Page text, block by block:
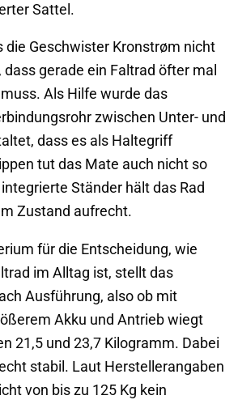
Sattel.
die Geschwister Kronstrøm nicht
gerade ein Faltrad öfter mal
Als Hilfe wurde das
zwischen Unter- und
dass es als Haltegriff
tut das Mate auch nicht so
Ständer hält das Rad
Zustand aufrecht.
für die Entscheidung, wie
im Alltag ist, stellt das
Ausführung, also ob mit
Akku und Antrieb wiegt
21,5 und 23,7 Kilogramm. Dabei
stabil. Laut Herstellerangaben
von bis zu 125 Kg kein